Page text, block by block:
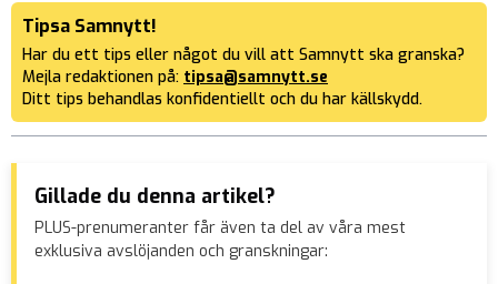
Tipsa Samnytt!
Har du ett tips eller något du vill att Samnytt ska granska?
Mejla redaktionen på: tipsa@samnytt.se
Ditt tips behandlas konfidentiellt och du har källskydd.
Gillade du denna artikel?
PLUS-prenumeranter får även ta del av våra mest
exklusiva avslöjanden och granskningar: